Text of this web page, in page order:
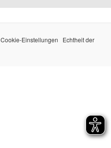
Cookie-Einstellungen
Echtheit der